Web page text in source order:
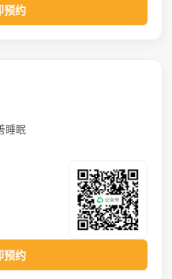
预约
睡眠
预约